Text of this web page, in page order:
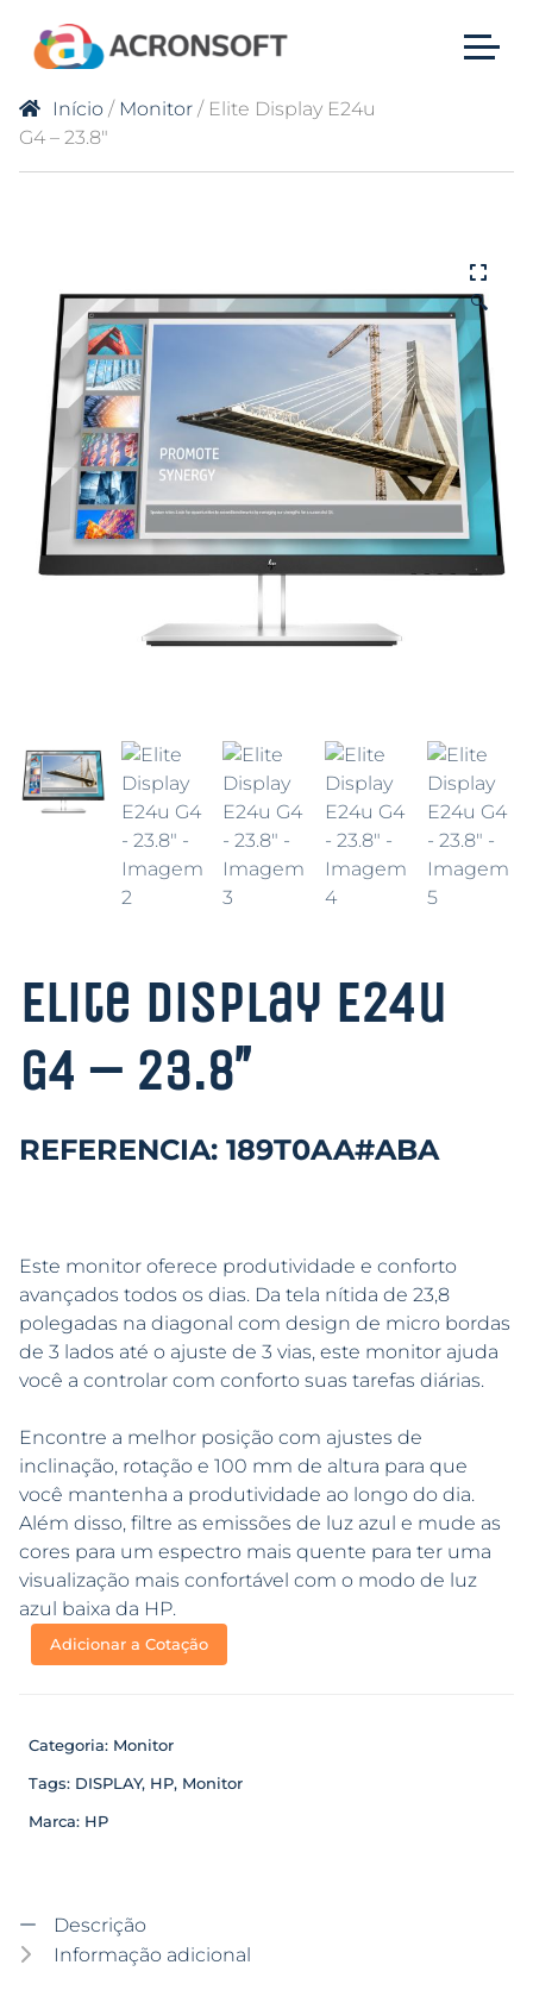
Início / Monitor / Elite Display E24u
G4 – 23.8″
🔍
Elite Display E24u
G4 – 23.8″
REFERENCIA: 189T0AA#ABA
Este monitor oferece produtividade e conforto
avançados todos os dias. Da tela nítida de 23,8
polegadas na diagonal com design de micro bordas
de 3 lados até o ajuste de 3 vias, este monitor ajuda
você a controlar com conforto suas tarefas diárias.
Encontre a melhor posição com ajustes de
inclinação, rotação e 100 mm de altura para que
você mantenha a produtividade ao longo do dia.
Além disso, filtre as emissões de luz azul e mude as
cores para um espectro mais quente para ter uma
visualização mais confortável com o modo de luz
azul baixa da HP.
Adicionar a Cotação
Categoria: Monitor
Tags: DISPLAY, HP, Monitor
Marca: HP
Descrição
Informação adicional